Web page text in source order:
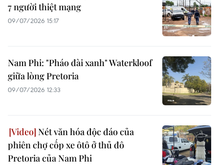
7 người thiệt mạng
09/07/2026 15:17
Nam Phi: "Pháo đài xanh" Waterkloof
giữa lòng Pretoria
09/07/2026 12:33
Nét văn hóa độc đáo của
phiên chợ cốp xe ôtô ở thủ đô
Pretoria của Nam Phi